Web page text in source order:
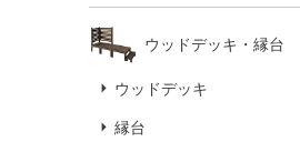
ウッドデッキ・縁台
ウッドデッキ
縁台